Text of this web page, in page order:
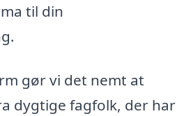
til din
gør vi det nemt at
dygtige fagfolk, der har